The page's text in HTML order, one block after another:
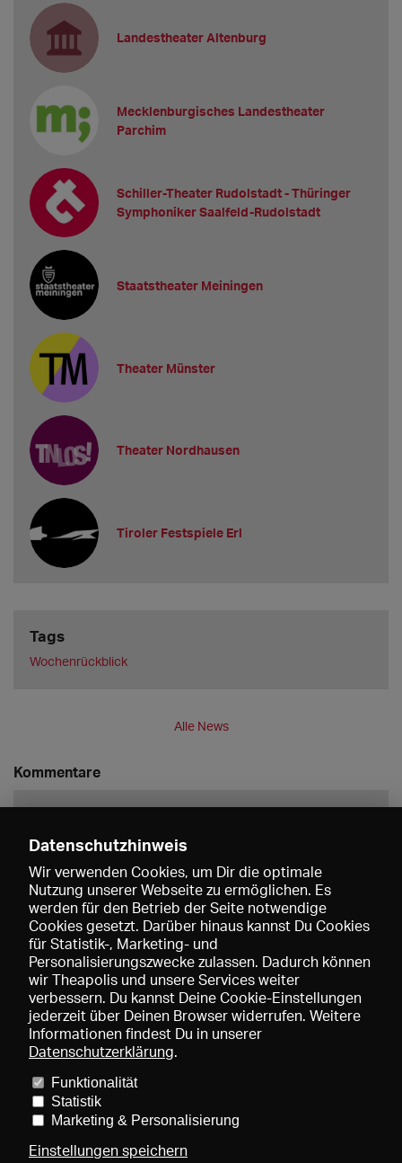
Landestheater Altenburg
Mecklenburgisches Landestheater
Parchim
Schiller-Theater Rudolstadt - Thüringer
Symphoniker Saalfeld-Rudolstadt
Staatstheater Meiningen
Theater Münster
Theater Nordhausen
Tiroler Festspiele Erl
Tags
Wochenrückblick
Alle News
Kommentare
Speichern
Preise und Mitgliedschaften
Mediadaten
Über uns Impressum
Datenschutzhinweis
Wir verwenden Cookies, um Dir die optimale
Nutzung unserer Webseite zu ermöglichen. Es
werden für den Betrieb der Seite notwendige
Cookies gesetzt. Darüber hinaus kannst Du Cookies
für Statistik-, Marketing- und
Personalisierungszwecke zulassen. Dadurch können
wir Theapolis und unsere Services weiter
verbessern. Du kannst Deine Cookie-Einstellungen
jederzeit über Deinen Browser widerrufen. Weitere
Informationen findest Du in unserer
Datenschutzerklärung.
Funktionalität
Statistik
Marketing & Personalisierung
Einstellungen speichern